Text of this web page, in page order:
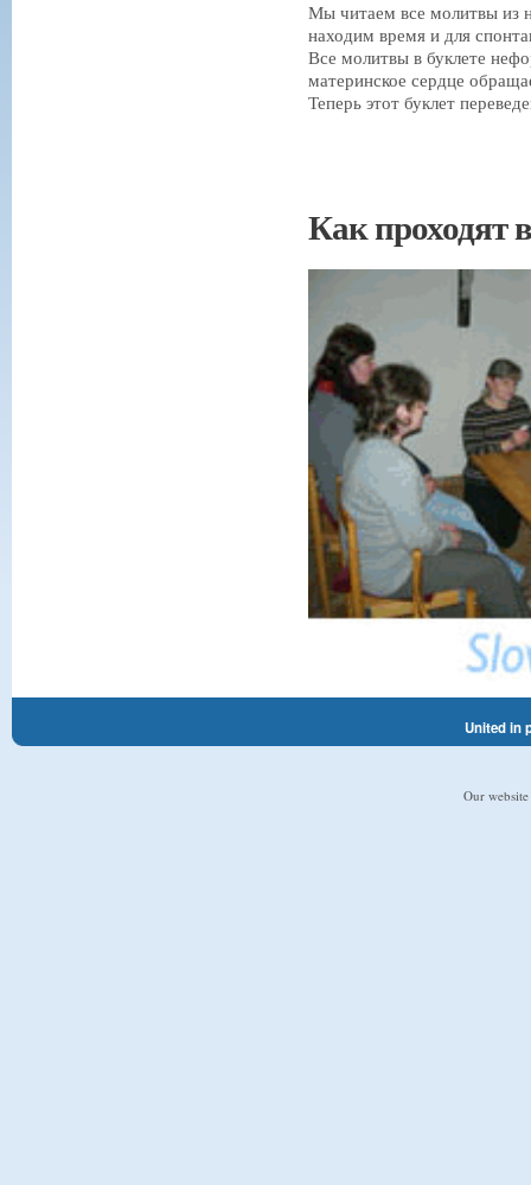
Мы читаем все молитвы из
находим время и для
Все молитвы в буклете
материнское сердце
Теперь этот буклет
Как проходят
United in
Our